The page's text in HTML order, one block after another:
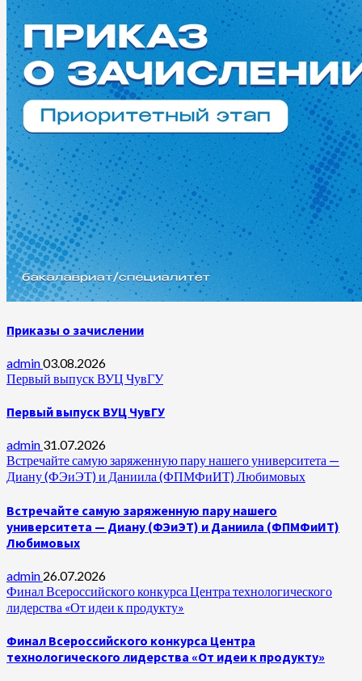
Приказы о зачислении
admin03.08.2026
Первый выпуск ВУЦ ЧувГУ
Первый выпуск ВУЦ ЧувГУ
admin 31.07.2026
Встречайте самую заряженную пару нашего университета —
Диану (ФЭиЭТ) и Даниила (ФПМФиИТ) Любимовых
Встречайте самую заряженную пару нашего
университета — Диану (ФЭиЭТ) и Даниила (ФПМФиИТ)
Любимовых
admin 26.07.2026
Финал Всероссийского конкурса Центра технологического
лидерства «От идеи к продукту»
Финал Всероссийского конкурса Центра
технологического лидерства «От идеи к продукту»